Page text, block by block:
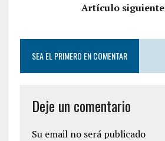
Artículo siguiente
SEA EL PRIMERO EN COMENTAR
Deje un comentario
Su email no será publicado